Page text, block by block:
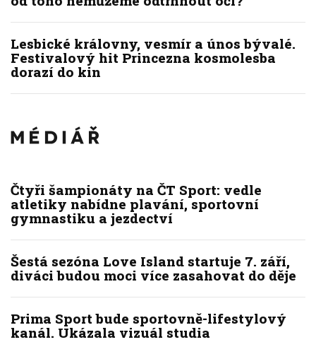
Lesbické královny, vesmír a únos bývalé.
Festivalový hit Princezna kosmolesba
dorazí do kin
Čtyři šampionáty na ČT Sport: vedle
atletiky nabídne plavání, sportovní
gymnastiku a jezdectví
Šestá sezóna Love Island startuje 7. září,
diváci budou moci více zasahovat do děje
Prima Sport bude sportovně-lifestylový
kanál. Ukázala vizuál studia